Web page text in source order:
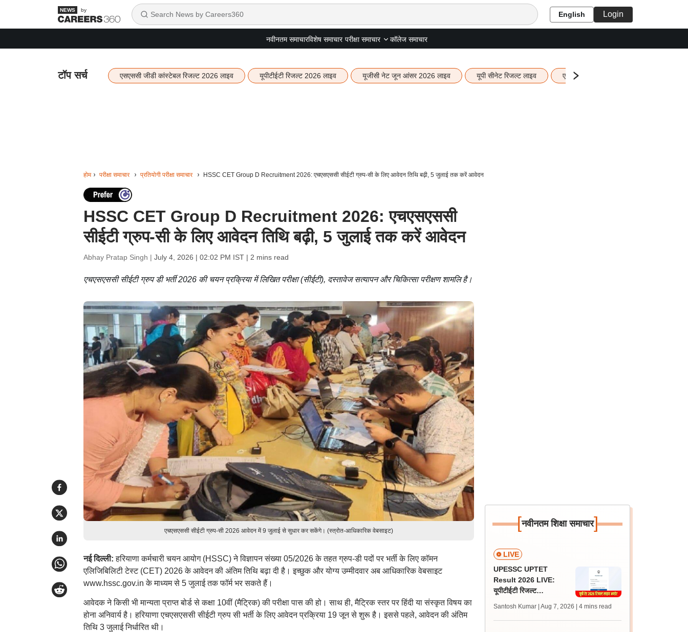
by English Login
नवीनतम समाचारविशेष समाचार परीक्षा समाचार कॉलेज समाचार
टॉप सर्च एसएससी जीडी कांस्टेबल रिजल्ट 2026 लाइव यूपीटीईटी रिजल्ट 2026 लाइव यूजीसी नेट जून आंसर 2026 लाइव यूपी सीनेट रिजल्ट लाइव एचबीएसई 12वीं का रिजल्ट लाइव
होम परीक्षा समाचार प्रतियोगी परीक्षा समाचार HSSC CET Group D Recruitment 2026: एचएसएससी सीईटी ग्रुप-सी के लिए आवेदन तिथि बढ़ी, 5 जुलाई तक करें आवेदन
HSSC CET Group D Recruitment 2026: एचएसएससी
सीईटी ग्रुप-सी के लिए आवेदन तिथि बढ़ी, 5 जुलाई तक करें आवेदन
Abhay Pratap Singh | July 4, 2026 | 02:02 PM IST| 2 mins read
एचएसएससी सीईटी ग्रुप डी भर्ती 2026 की चयन प्रक्रिया में लिखित परीक्षा (सीईटी), दस्तावेज सत्यापन और चिकित्सा परीक्षण शामलि है।
एचएसएससी सीईटी ग्रुप-सी 2026 आवेदन में 9 जुलाई से सुधार कर सकेंगे। (स्त्रोत-आधिकारिक वेबसाइट)
नई दिल्ली:हरियाणा कर्मचारी चयन आयोग (HSSC) ने विज्ञापन संख्या 05/2026 के तहत ग्रुप-डी पदों पर भर्ती के लिए कॉमन
एलिजिबिलिटी टेस्ट (CET) 2026 के आवेदन की अंतिम तिथि बढ़ा दी है। इच्छुक और योग्य उम्मीदवार अब आधिकारिक वेबसाइट
www.hssc.gov.in के माध्यम से 5 जुलाई तक फॉर्म भर सकते हैं।
आवेदक ने किसी भी मान्यता प्राप्त बोर्ड से कक्षा 10वीं (मैट्रिक) की परीक्षा पास की हो। साथ ही, मैट्रिक स्तर पर हिंदी या संस्कृत विषय का
होना अनिवार्य है। हरियाणा एचएसएससी सीईटी ग्रुप सी भर्ती के लिए आवेदन प्रक्रिया 19 जून से शुरू है। इससे पहले, आवेदन की अंतिम
तिथि 3 जुलाई निर्धारित थी।
[नवीनतम शिक्षा समाचार]
LIVE
UPESSC UPTET
Result 2026 LIVE:
यूपीटीईटी रिजल्ट
जल्द, जानें लेटेस्ट अपडेट,
पासिंग मार्क्स
Santosh Kumar | Aug 7, 2026 | 4 mins read